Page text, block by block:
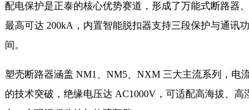
配电保护是正泰的核心优势赛道，形成了万能式断路器
最高可达 200kA，内置智能脱扣器支持三段保护与通讯
间。
塑壳断路器涵盖 NM1、NM5、NXM 三大主流系列，电
的技术突破，绝缘电压达 AC1000V，可适配高海拔、